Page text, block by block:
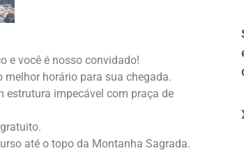
e você é nosso convidado!
melhor horário para sua chegada.
estrutura impecável com praça de
até o topo da Montanha Sagrada.